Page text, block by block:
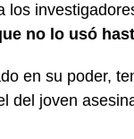
los
no lo usó
en su poder,
del joven